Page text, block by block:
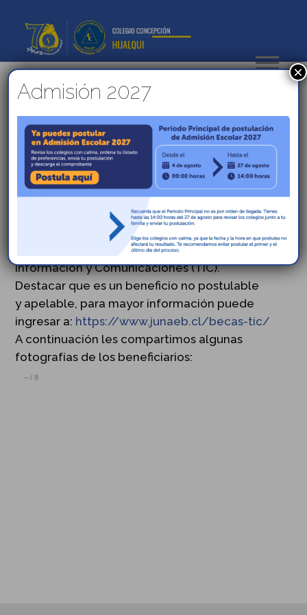
Entrega de Computadores
Beca TIC de JUNAEB
Felicidades a nuestros estudiantes de 7.º básico
que reciben Beca TIC.
Con fecha 11 de agosto 2023, se realiza
acompañamiento a 15 estudiantes de nuestro
establecimiento que fueron beneficiados con el
programa de Becas Acceso a Tecnología,
Información y Comunicaciones (TIC).
Destacar que es un beneficio no postulable
y apelable, para mayor información puede
ingresar a: https://www.junaeb.cl/becas-tic/
A continuación les compartimos algunas
fotografías de los beneficiarios:
– /8
Admisión 2027
×